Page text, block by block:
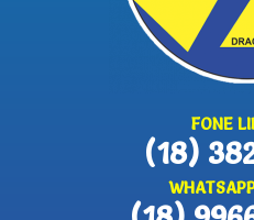
FONE
(18)